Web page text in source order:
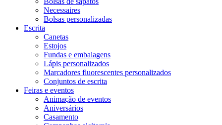
Necessaires
Bolsas personalizadas
Escrita
Canetas
Estojos
Fundas e embalagens
Lápis personalizados
Marcadores fluorescentes personalizados
Conjuntos de escrita
Feiras e eventos
Animação de eventos
Aniversários
Casamento